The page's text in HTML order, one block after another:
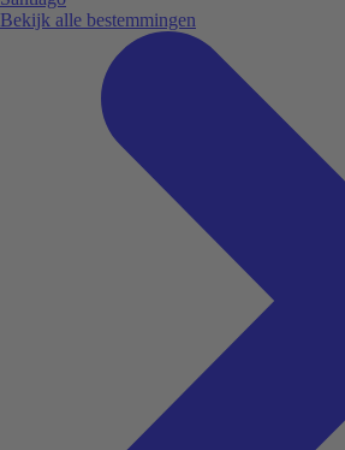
Bekijk alle bestemmingen